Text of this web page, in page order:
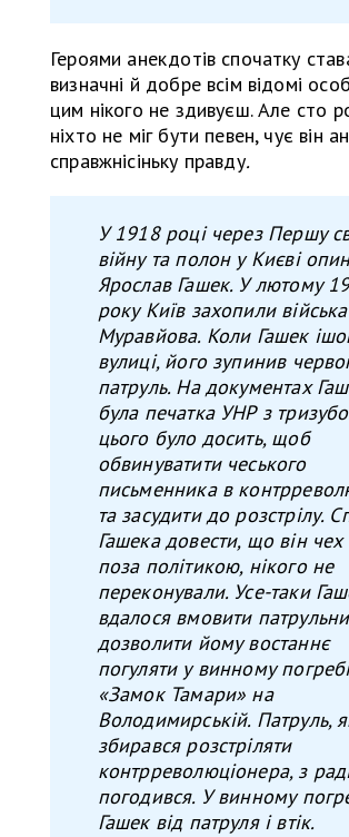
Героями анекдотів спочатку
визначні й добре всім відомі
цим нікого не здивуєш. Але сто
ніхто не міг бути певен, чує він
справжнісіньку правду.
У1918 році через Першу
війну таполон уКиєві
Ярослав Гашек. Улютому
року Київ захопили війська
Муравйова. Коли Гашек і
вулиці, його зупинив
патруль. На документах
була печаткаУНР з
цього було досить, щоб
обвинуватити чеського
письменника в
тазасудити до розстрілу.
Гашека довести, що він чех
поза політикою, нікого не
переконували. Усе-таки
вдалося вмовити
дозволити йомувостаннє
погуляти увинному
«Замок Тамари» на
Володимирській. Патруль,
збирався розстріляти
контрреволюціонера, з
погодився. Увинному
Гашек відпатруляі втік.